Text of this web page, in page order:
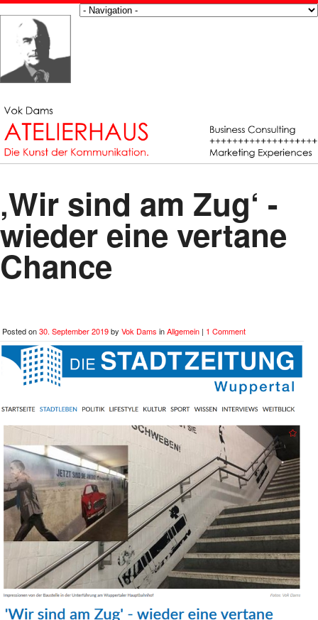
‚Wir sind am Zug‘ -
wieder eine vertane
Chance
Posted on30. September 2019by Vok Dams inAllgemein | 1 Comment